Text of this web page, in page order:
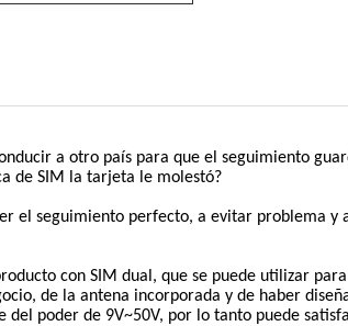
a otro país para que el seguimiento
de SIM la tarjeta le molestó?
el seguimiento perfecto, a evitar problema y
con SIM dual, que se puede utilizar
de la antena incorporada y de haber
poder de 9V~50V, por lo tanto puede